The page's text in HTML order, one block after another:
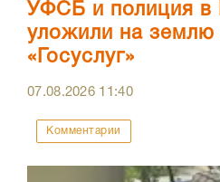
УФСБ и полиция в
уложили на
«Госуслуг»
07.08.2026 11:40
Комментарии